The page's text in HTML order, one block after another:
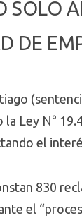
SOLO
DE
Ley N°
el
830
el